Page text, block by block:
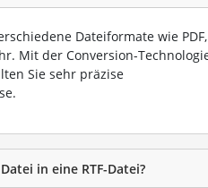
Dateiformate wie PDF,
Mit der Conversion-
Sie sehr präzise
in eine RTF-Datei?